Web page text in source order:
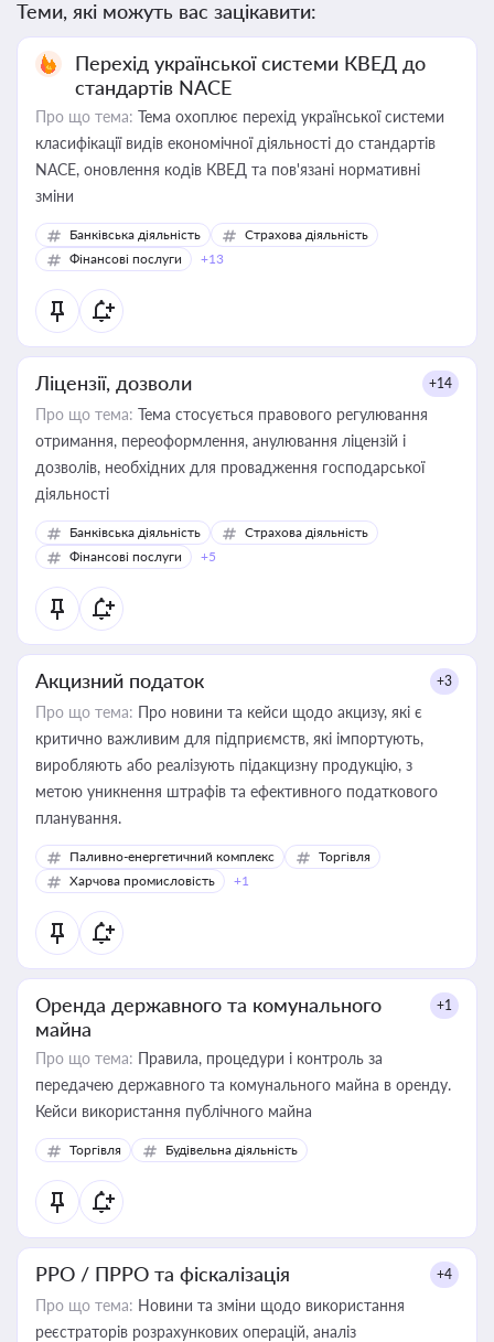
Теми, які можуть вас зацікавити:
Перехід української системи КВЕД до
стандартів NACE
Про що тема: Тема охоплює перехід української системи
класифікації видів економічної діяльності до стандартів
NACE, оновлення кодів КВЕД та пов'язані нормативні
зміни
Банківська діяльність
Страхова діяльність
Фінансові послуги
+13
Ліцензії, дозволи +14
Про що тема: Тема стосується правового регулювання
отримання, переоформлення, анулювання ліцензій і
дозволів, необхідних для провадження господарської
діяльності
Банківська діяльність
Страхова діяльність
Фінансові послуги
+5
Акцизний податок +3
Про що тема: Про новини та кейси щодо акцизу, які є
критично важливим для підприємств, які імпортують,
виробляють або реалізують підакцизну продукцію, з
метою уникнення штрафів та ефективного податкового
планування.
Паливно-енергетичний комплекс
Торгівля
Харчова промисловість
+1
Оренда державного та комунального
майна
+1
Про що тема: Правила, процедури і контроль за
передачею державного та комунального майна в оренду.
Кейси використання публічного майна
Торгівля Будівельна діяльність
РРО / ПРРО та фіскалізація +4
Про що тема: Новини та зміни щодо використання
реєстраторів розрахункових операцій, аналіз